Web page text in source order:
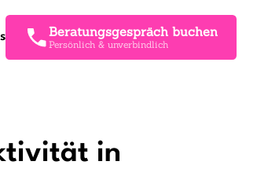
Beratungsgespräch buchen
Persönlich & unverbindlich
in